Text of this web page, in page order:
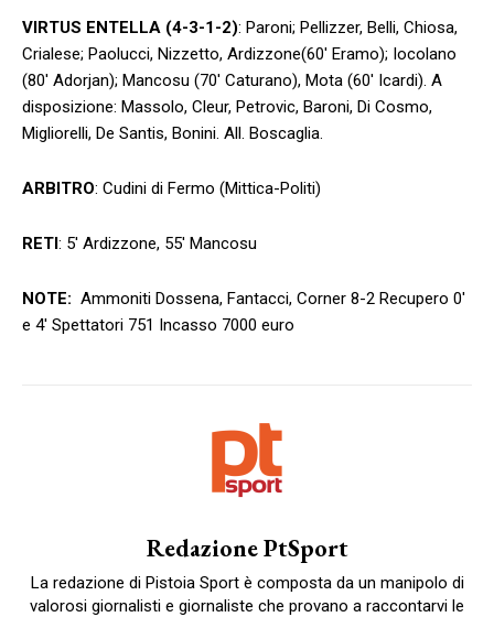
VIRTUS ENTELLA (4-3-1-2): Paroni; Pellizzer, Belli, Chiosa,
Crialese; Paolucci, Nizzetto, Ardizzone(60′ Eramo); Iocolano
(80′ Adorjan); Mancosu (70′ Caturano), Mota (60′ Icardi). A
disposizione: Massolo, Cleur, Petrovic, Baroni, Di Cosmo,
Migliorelli, De Santis, Bonini. All. Boscaglia.
ARBITRO: Cudini di Fermo (Mittica-Politi)
RETI: 5′ Ardizzone, 55′ Mancosu
NOTE: Ammoniti Dossena, Fantacci, Corner 8-2 Recupero 0′
e 4′ Spettatori 751 Incasso 7000 euro
Redazione PtSport
La redazione di Pistoia Sport è composta da un manipolo di
valorosi giornalisti e giornaliste che provano a raccontarvi le